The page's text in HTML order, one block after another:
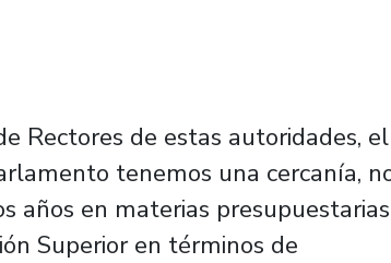
Rectores de estas autoridades, el
tenemos una cercanía,
años en materias
Superior en términos de